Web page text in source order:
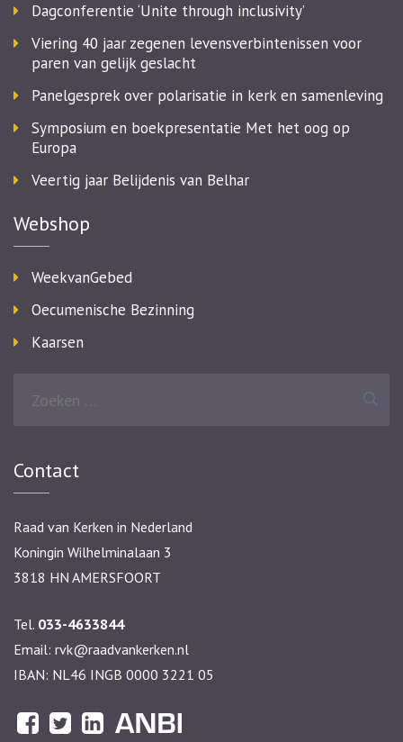
Dagconferentie ‘Unite through inclusivity’
Viering 40 jaar zegenen levensverbintenissen voor
paren van gelijk geslacht
Panelgesprek over polarisatie in kerk en samenleving
Symposium en boekpresentatie Met het oog op
Europa
Veertig jaar Belijdenis van Belhar
Webshop
WeekvanGebed
Oecumenische Bezinning
Kaarsen
Contact
Raad van Kerken in Nederland
Koningin Wilhelminalaan 3
3818 HN AMERSFOORT
Tel. 033-4633844
Email: rvk@raadvankerken.nl
IBAN: NL46 INGB 0000 3221 05